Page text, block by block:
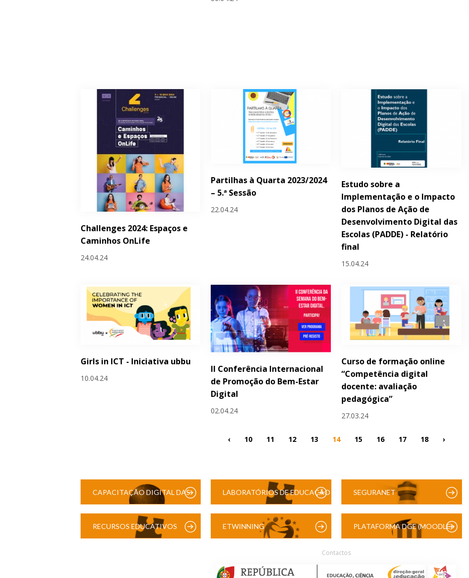
Challenges 2024: Espaços e
Caminhos OnLife
24.04.24
Partilhas à Quarta 2023/2024
– 5.ª Sessão
22.04.24
Estudo sobre a
Implementação e o Impacto
dos Planos de Ação de
Desenvolvimento Digital das
Escolas (PADDE) - Relatório
final
15.04.24
Girls in ICT - Iniciativa ubbu
10.04.24
II Conferência Internacional
de Promoção do Bem-Estar
Digital
02.04.24
Curso de formação online
“Competência digital
docente: avaliação
pedagógica”
27.03.24
‹ 10 11 12 13 14 15 16 17 18 ›
CAPACITAÇÃO DIGITAL DAS LABORATÓRIOS DE EDUCAÇÃO SEGURANET
RECURSOS EDUCATIVOS ETWINNING PLATAFORMA DGE (MOODLE)
Contactos